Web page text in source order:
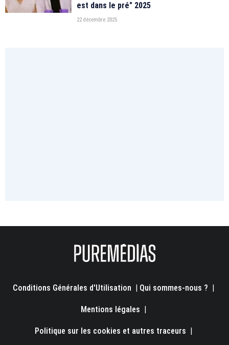
est dans le pré" 2025
22 décembre 2025
Conditions Générales d'Utilisation Qui sommes-nous ?
Mentions légales
Politique sur les cookies et autres traceurs